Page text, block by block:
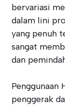
bervariasi
dalam lini
yang penuh
sangat
dan
Penggunaan
penggerak